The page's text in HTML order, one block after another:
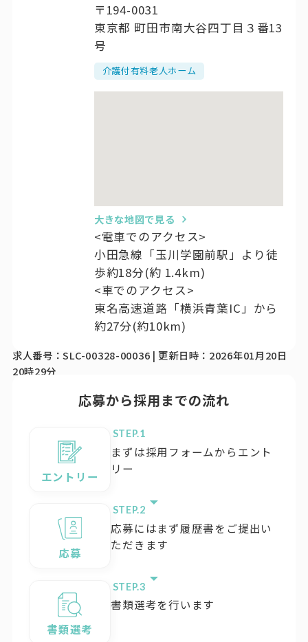
〒194-0031
東京都 町田市南大谷四丁目３番13
号
介護付有料老人ホーム
大きな地図で見る
<電車でのアクセス>
小田急線「玉川学園前駅」より徒
歩約18分(約 1.4km)
<車でのアクセス>
東名高速道路「横浜青葉IC」から
約27分(約10km)
求人番号：SLC-00328-00036 | 更新日時：2026年01月20日
20時29分
応募から採用までの流れ
エントリー
STEP.
まずは採用フォームからエント
リー
応募
STEP.
応募にはまず履歴書をご提出い
ただきます
書類選考
STEP.
書類選考を行います